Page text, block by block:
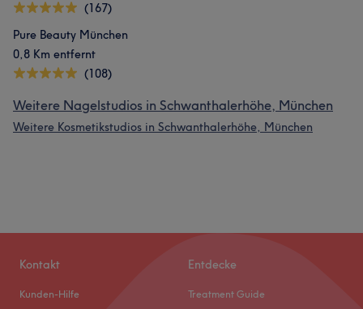
(167)
Pure Beauty München
0,8 Km entfernt
(108)
Weitere Nagelstudios in Schwanthalerhöhe, München
Weitere Kosmetikstudios in Schwanthalerhöhe, München
Kontakt
Kunden-Hilfe
Entdecke
Treatment Guide